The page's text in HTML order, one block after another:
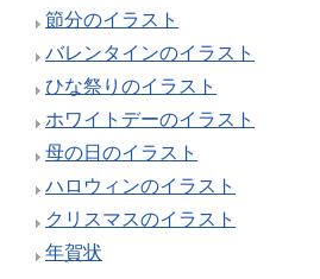
節分のイラスト
バレンタインのイラスト
ひな祭りのイラスト
ホワイトデーのイラスト
母の日のイラスト
ハロウィンのイラスト
クリスマスのイラスト
年賀状